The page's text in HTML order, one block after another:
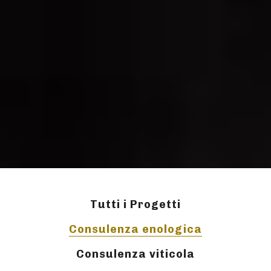
Tutti i Progetti
Consulenza enologica
Consulenza viticola